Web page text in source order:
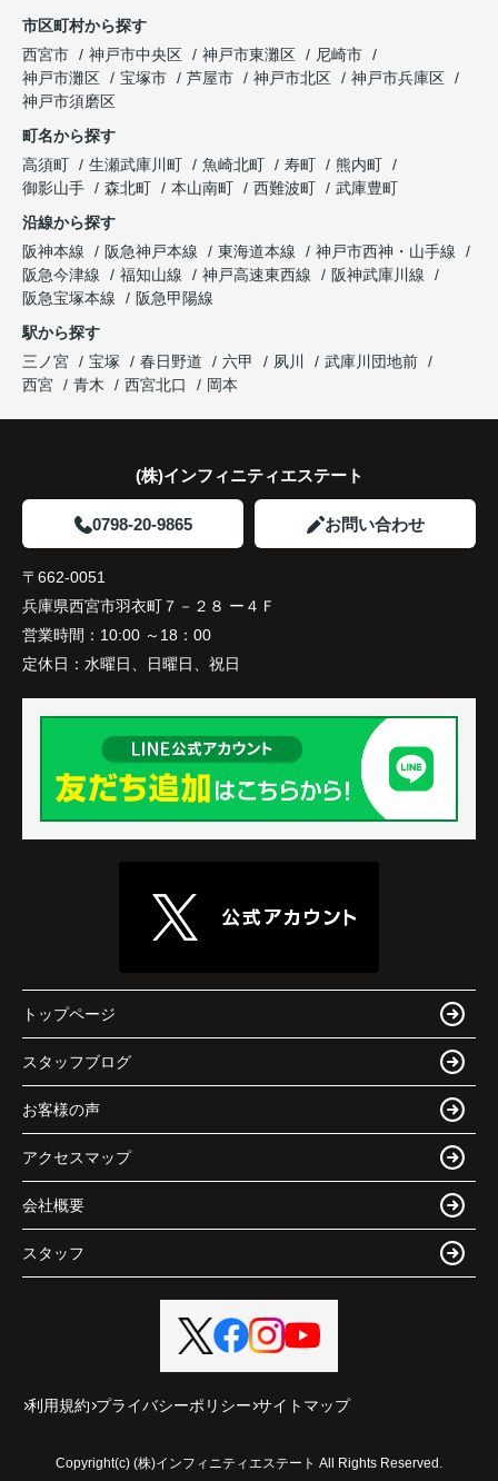
市区町村から探す
西宮市
神戸市中央区 神戸市東灘区
尼崎市
神戸市灘区
宝塚市 芦屋市 神戸市北区
神戸市兵庫区
神戸市須磨区
町名から探す
高須町
生瀬武庫川町 魚崎北町 寿町
熊内町
御影山手
森北町 本山南町 西難波町
武庫豊町
沿線から探す
阪神本線
阪急神戸本線 東海道本線
神戸市西神・山手線
阪急今津線
福知山線 神戸高速東西線
阪神武庫川線
阪急宝塚本線
阪急甲陽線
駅から探す
三ノ宮
宝塚 春日野道 六甲 夙川
武庫川団地前
西宮
青木 西宮北口 岡本
(株)インフィニティエステート
0798-20-9865 お問い合わせ
〒662-0051
兵庫県西宮市羽衣町７－２８ ー４Ｆ
営業時間： 10:00 ～18：00
定休日： 水曜日、日曜日、祝日
トップページ
スタッフブログ
お客様の声
アクセスマップ
会社概要
スタッフ
利用規約 プライバシーポリシー サイトマップ
Copyright(c) (株)インフィニティエステート All Rights Reserved.